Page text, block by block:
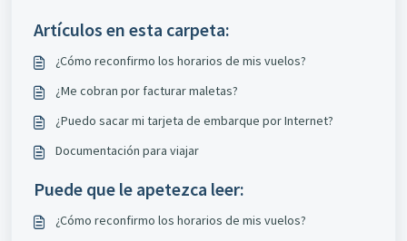
Artículos en esta carpeta:
¿Cómo reconfirmo los horarios de mis vuelos?
¿Me cobran por facturar maletas?
¿Puedo sacar mi tarjeta de embarque por Internet?
Documentación para viajar
Puede que le apetezca leer:
¿Cómo reconfirmo los horarios de mis vuelos?